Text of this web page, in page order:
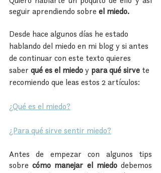
seguir aprendiendo sobre el miedo.
Desde hace algunos días he estado
hablando del miedo en mi blog y si antes
de continuar con este texto quieres
saber qué es el miedo y para qué sirve te
recomiendo que leas estos 2 artículos:
¿Qué es el miedo?
¿Para qué sirve sentir miedo?
Antes de empezar con algunos tips
sobre cómo manejar el miedo debemos